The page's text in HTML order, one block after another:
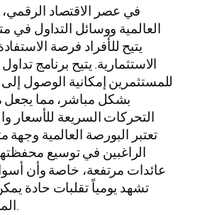
في عصر الاقتصاد
العالمية ووسائل التداول في
يتيح للأفراد فرصة
الاستثمارية. يتيح برنامج
للمستثمرين إمكانية الوصول إلى
بشكل مباشر، مما يجعل
التحركات السريعة للأسعار
تعتبر البورصة العالمية وجهة
الراغبين في توسيع
عائدات مرتفعة، خاصة وأن
تشهد يومياً تقلبات حادة
المستثمرين الأذكياء.